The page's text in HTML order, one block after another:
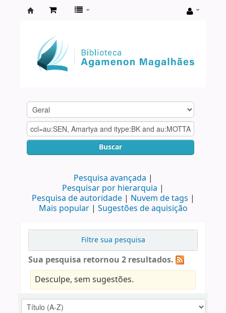
Agamenon
Magalhães
Buscar
Pesquisa avançada
Pesquisar por hierarquia
Pesquisa de autoridade
Nuvem de tags
Mais popular
Sugestões de aquisição
Filtre sua pesquisa
Sua pesquisa retornou 2 resultados.
Desculpe, sem sugestões.